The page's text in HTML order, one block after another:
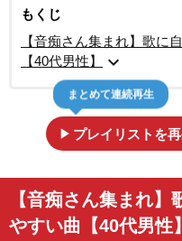
もくじ
【音痴さん集まれ】歌に
【40代男性】
expand_more
play_arrow プレイリストを
まとめて連続再生
【音痴さん集まれ
やすい曲【40代男性